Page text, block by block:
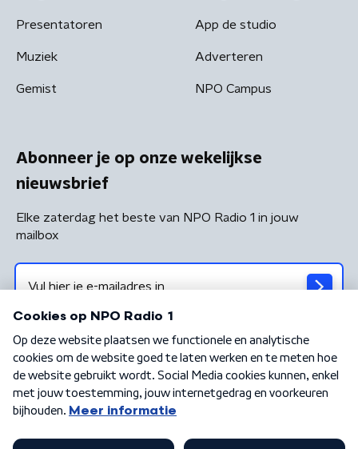
Presentatoren
Muziek
Gemist
App de studio
Adverteren
NPO Campus
Abonneer je op onze wekelijkse
nieuwsbrief
Elke zaterdag het beste van NPO Radio 1 in jouw
mailbox
Algemene voorwaarden